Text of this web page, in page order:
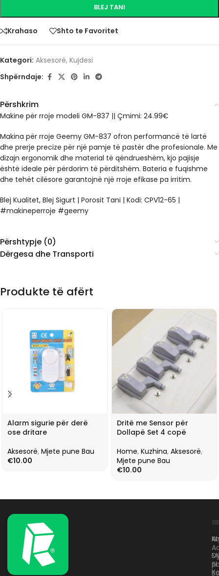
BLEJ TANI
Krahaso Shto te Favoritet
Kategori: Aksesorë, Kujdesi
Shpërndaje:
Përshkrim
Makine për rroje modeli GM-837 || Çmimi: 24.99€
Makina për rroje Geemy GM-837 ofron performancë të lartë
dhe prerje precize për një pamje të pastër dhe profesionale. Me
dizajn ergonomik dhe material të qëndrueshëm, kjo pajisje
është ideale për përdorim të përditshëm. Bateria e fuqishme
dhe tehët cilësore garantojnë një rroje efikase pa irritim.
Blej Kualitet, Blej Sigurt | Porosit Tani | Kodi: CPV12-65 |
#makineperroje #geemy
Përshtypje (0)
Dërgesa dhe Transporti
Produkte të afërt
Alarm sigurie për derë
ose dritare
Aksesorë, Mjete pune Bau
€10.00
Dritë me Sensor për
Dollapë Set 4 copë
Home, Kuzhina, Aksesorë,
Mjete pune Bau
€10.00